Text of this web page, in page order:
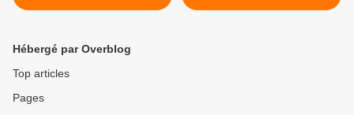
Hébergé par Overblog
Top articles
Pages